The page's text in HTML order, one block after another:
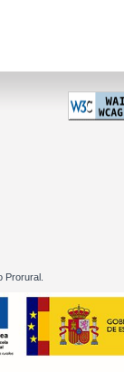
01